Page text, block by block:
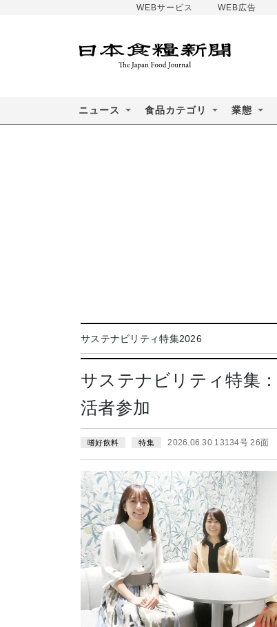
WEBサービス WEB広告
ニュース 食品カテゴリ 業態
サステナビリティ特集2026
サステナビリティ特集
活者参加
嗜好飲料 特集 2026.06.30 13134号 26面